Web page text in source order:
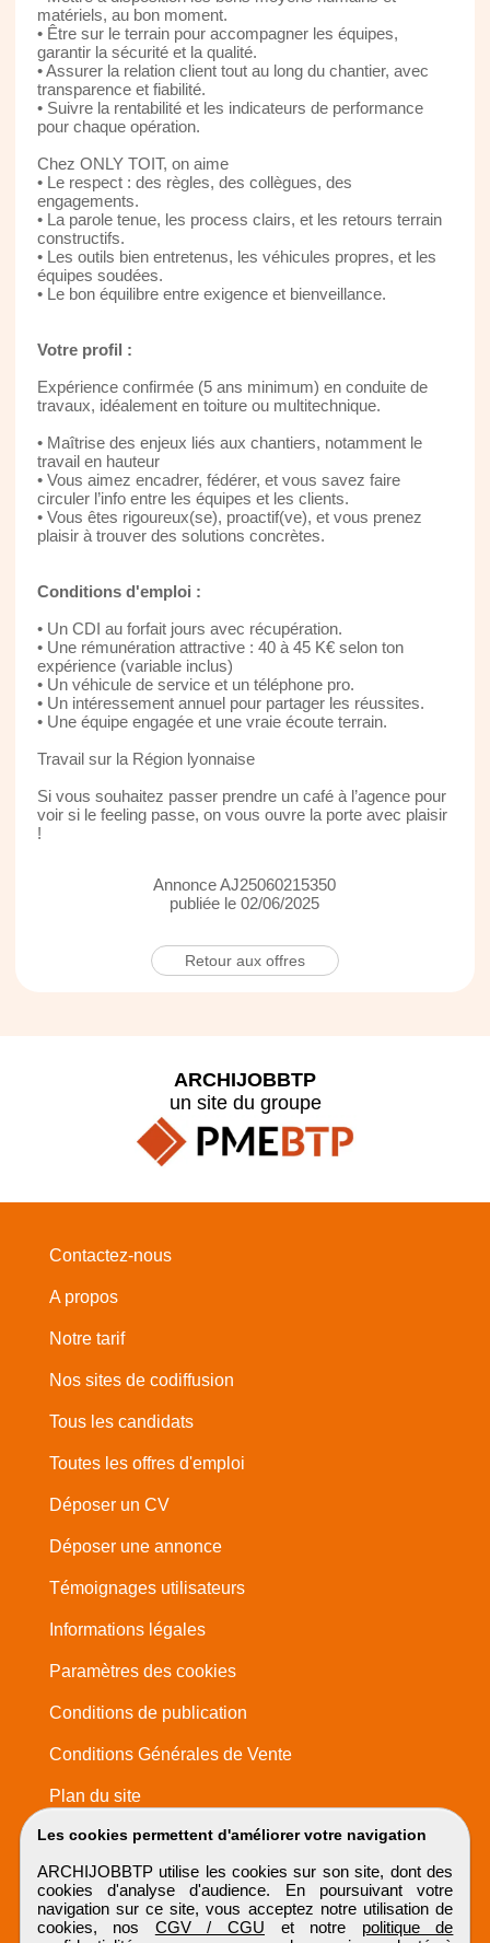
matériels, au bon moment.
• Être sur le terrain pour accompagner les équipes,
garantir la sécurité et la qualité.
• Assurer la relation client tout au long du chantier, avec
transparence et fiabilité.
• Suivre la rentabilité et les indicateurs de performance
pour chaque opération.
Chez ONLY TOIT, on aime
• Le respect : des règles, des collègues, des
engagements.
• La parole tenue, les process clairs, et les retours terrain
constructifs.
• Les outils bien entretenus, les véhicules propres, et les
équipes soudées.
• Le bon équilibre entre exigence et bienveillance.
Votre profil :
Expérience confirmée (5 ans minimum) en conduite de
travaux, idéalement en toiture ou multitechnique.
• Maîtrise des enjeux liés aux chantiers, notamment le
travail en hauteur
• Vous aimez encadrer, fédérer, et vous savez faire
circuler l’info entre les équipes et les clients.
• Vous êtes rigoureux(se), proactif(ve), et vous prenez
plaisir à trouver des solutions concrètes.
Conditions d'emploi :
• Un CDI au forfait jours avec récupération.
• Une rémunération attractive : 40 à 45 K€ selon ton
expérience (variable inclus)
• Un véhicule de service et un téléphone pro.
• Un intéressement annuel pour partager les réussites.
• Une équipe engagée et une vraie écoute terrain.
Travail sur la Région lyonnaise
Si vous souhaitez passer prendre un café à l’agence pour
voir si le feeling passe, on vous ouvre la porte avec plaisir
!
Annonce AJ25060215350
publiée le 02/06/2025
Retour aux offres
Les cookies permettent d'améliorer votre navigation
ARCHIJOBBTP utilise les cookies sur son site, dont des
cookies d'analyse d'audience. En poursuivant votre
navigation sur ce site, vous acceptez notre utilisation de
cookies, nos CGV / CGU et notre politique de
ARCHIJOBBTP
un site du groupe
Contactez-nous
A propos
Notre tarif
Nos sites de codiffusion
Tous les candidats
Toutes les offres d'emploi
Déposer un CV
Déposer une annonce
Témoignages utilisateurs
Informations légales
Paramètres des cookies
Conditions de publication
Conditions Générales de Vente
Plan du site